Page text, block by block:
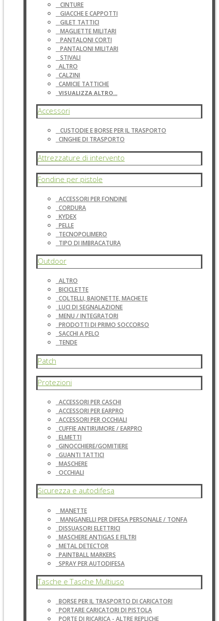
CINTURE
GIACCHE E CAPPOTTI
GILET TATTICI
MAGLIETTE MILITARI
PANTALONI CORTI
PANTALONI MILITARI
STIVALI
ALTRO
CALZINI
CAMICIE TATTICHE
VISUALIZZA ALTRO...
Accessori
CUSTODIE E BORSE PER IL TRASPORTO
CINGHIE DI TRASPORTO
Attrezzature di intervento
Fondine per pistole
ACCESSORI PER FONDINE
CORDURA
KYDEX
PELLE
TECNOPOLIMERO
TIPO DI IMBRACATURA
Outdoor
ALTRO
BICICLETTE
COLTELLI, BAIONETTE, MACHETE
LUCI DI SEGNALAZIONE
MENU / INTEGRATORI
PRODOTTI DI PRIMO SOCCORSO
SACCHI A PELO
TENDE
Patch
Protezioni
ACCESSORI PER CASCHI
ACCESSORI PER EARPRO
ACCESSORI PER OCCHIALI
CUFFIE ANTIRUMORE / EARPRO
ELMETTI
GINOCCHIERE/GOMITIERE
GUANTI TATTICI
MASCHERE
OCCHIALI
Sicurezza e autodifesa
MANETTE
MANGANELLI PER DIFESA PERSONALE / TONFA
DISSUASORI ELETTRICI
MASCHERE ANTIGAS E FILTRI
METAL DETECTOR
PAINTBALL MARKERS
SPRAY PER AUTODIFESA
Tasche e Tasche Multiuso
BORSE PER IL TRASPORTO DI CARICATORI
PORTARE CARICATORI DI PISTOLA
PORTE DI RICARICA - ALTRE REPLICHE